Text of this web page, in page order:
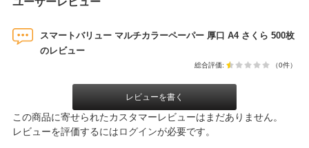
スマートバリュー マルチカラーペーパー 厚口 A4 さくら 500枚
のレビュー
総合評価: （0件）
レビューを書く
この商品に寄せられたカスタマーレビューはまだありません。
レビューを評価するにはログインが必要です。